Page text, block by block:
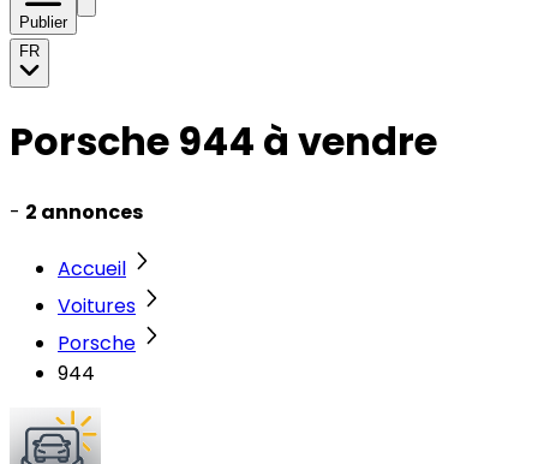
Publier
FR
Porsche 944 à vendre
- 2 annonces
Accueil
Voitures
Porsche
944